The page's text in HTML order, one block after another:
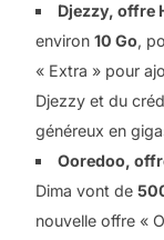
Djezzy, offre
environ10 Go,
« Extra » pour
Djezzy et du
généreux en
Ooredoo,
Dima vont de
nouvelle offre «